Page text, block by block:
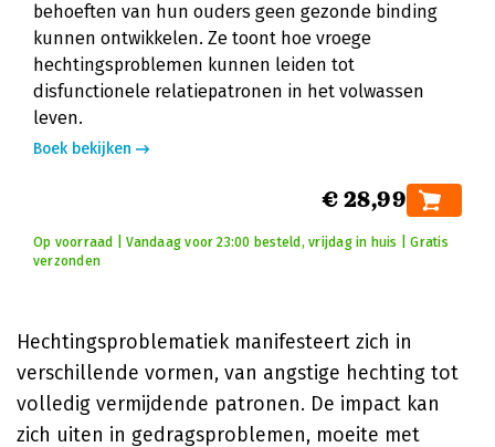
behoeften van hun ouders geen gezonde binding
kunnen ontwikkelen. Ze toont hoe vroege
hechtingsproblemen kunnen leiden tot
disfunctionele relatiepatronen in het volwassen
leven.
Boek bekijken
€ 28,99
Op voorraad | Vandaag voor 23:00 besteld, vrijdag in huis | Gratis
verzonden
Hechtingsproblematiek manifesteert zich in
verschillende vormen, van angstige hechting tot
volledig vermijdende patronen. De impact kan
zich uiten in gedragsproblemen, moeite met